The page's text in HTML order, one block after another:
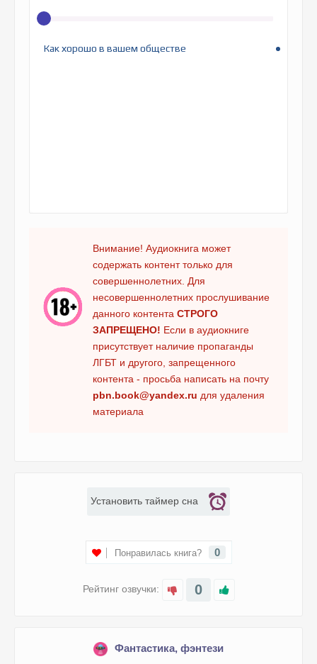
Как хорошо в вашем обществе
Внимание! Аудиокнига может
содержать контент только для
совершеннолетних. Для
несовершеннолетних прослушивание
данного контента СТРОГО
ЗАПРЕЩЕНО! Если в аудиокниге
присутствует наличие пропаганды
ЛГБТ и другого, запрещенного
контента - просьба написать на почту
pbn.book@yandex.ru для удаления
материала
Рейтинг озвучки: 0
Понравилась книга? 0
Установить таймер сна
Фантастика, фэнтези